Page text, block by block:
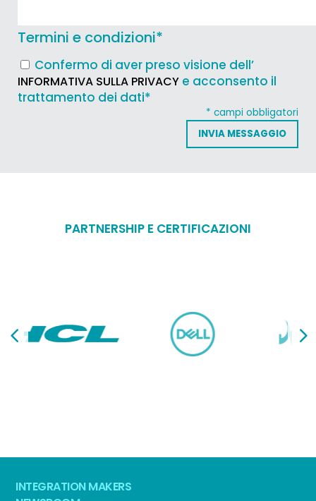
Termini e condizioni*
Confermo di aver preso visione dell’
INFORMATIVA SULLA PRIVACY e acconsento il
trattamento dei dati*
* campi obbligatori
PARTNERSHIP E CERTIFICAZIONI
INTEGRATION MAKERS